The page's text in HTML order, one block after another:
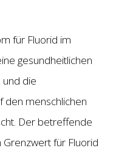
für Fluorid im
gesundheitlichen
und die
den menschlichen
Der betreffende
für Fluorid